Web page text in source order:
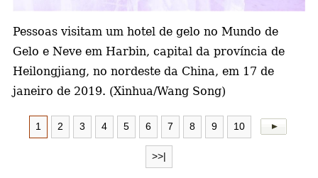
Pessoas visitam um hotel de gelo no Mundo de
Gelo e Neve em Harbin, capital da província de
Heilongjiang, no nordeste da China, em 17 de
janeiro de 2019. (Xinhua/Wang Song)
1 2 3 4 5 6 7 8 9 10
>>|